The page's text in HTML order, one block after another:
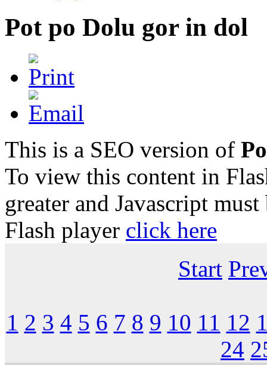
Pot po Dolu gor in dol
This is a SEO version of
To view this content in
greater and Javascript
Flash player click here
Start
1 2 3 4 5 6 7 8 9 10 11 12
24